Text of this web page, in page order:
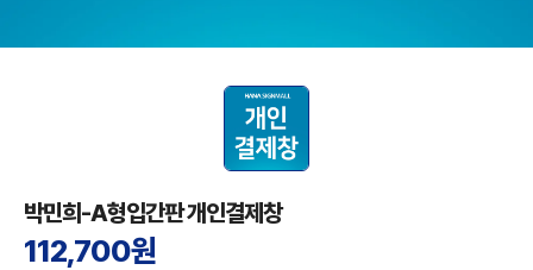
박민희-A형입간판 개인결제창
112,700원